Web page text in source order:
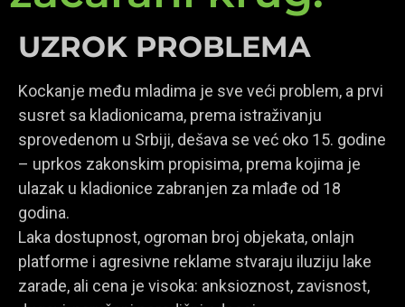
UZROK PROBLEMA
Kockanje među mladima je sve veći problem, a prvi
susret sa kladionicama, prema istraživanju
sprovedenom u Srbiji, dešava se već oko 15. godine
– uprkos zakonskim propisima, prema kojima je
ulazak u kladionice zabranjen za mlađe od 18
godina.
Laka dostupnost, ogroman broj objekata, onlajn
platforme i agresivne reklame stvaraju iluziju lake
zarade, ali cena je visoka: anksioznost, zavisnost,